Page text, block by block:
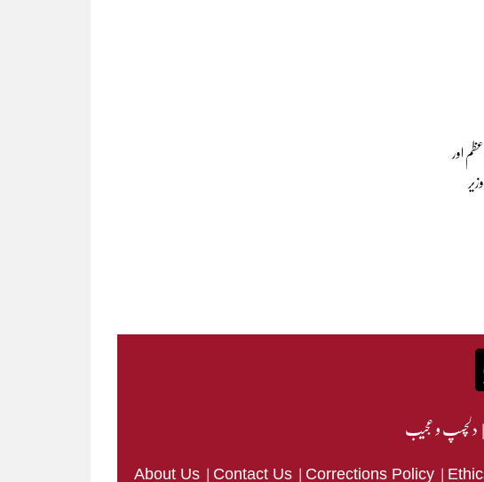
اور
|دلچسپ و عجیب
About Us | Contact Us | Corrections Policy |